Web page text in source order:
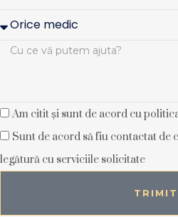
Am citit și sunt de acord cu
Sunt de acord să fiu contactat de
legătură cu serviciile solicitate